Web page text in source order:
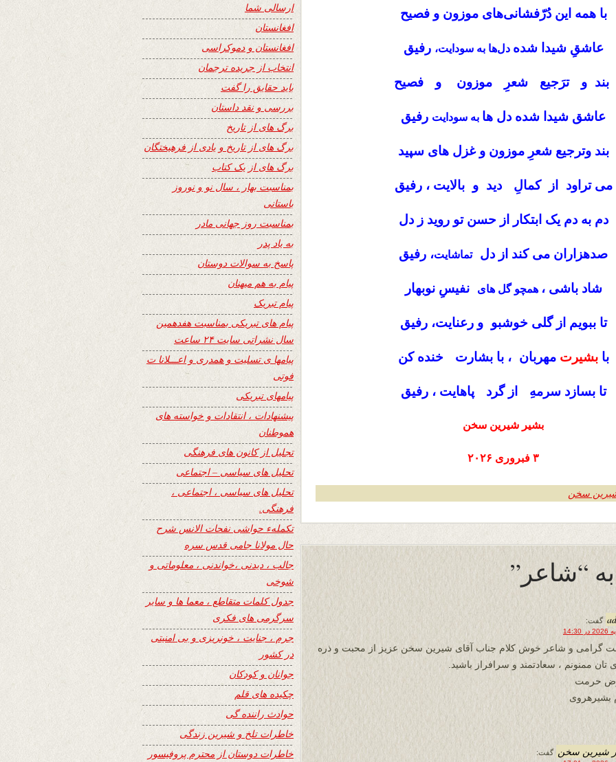
با همه این دُرّفشانی‌های موزون و فصیح
عاشقِ شیدا شده دل‌ها به سودایت، رفیق
بند و ترَجیع شعرِ موزون و فصیح
عاشق شیدا شده دل ها به سودایت رفیق
بند وترجیع شعرِ موزون و غزل های سپید
می تراود از کمالِ دید و بالایت ، رفیق
دم به دم یک ابتکار از حسن تو روید ز دل
صدهزاران می کند از دلتماشایت، رفیق
شاد باشی ، همچو گل های نفیسِ نوبهار
تا ببویم از گلی خوشبو و رعنایت، رفیق
بابشیرت مهربان ، با بشارت خنده کن
تا بسازد سرمهِ از گرد پاهایت ، رفیق
بشیر شیرین سخن
۳ فبروری ۲۰۲۶
سخن
گفت:
گرامی و شاعر خوش کلام جناب آقای شیرین سخن عزیز از محبت و ذره
تان ممنونم ، سعادتمند و سرافراز باشید.
حرمت
بشیرهروی
شیرین سخن گفت:
ارسالی شما
افغانستان
افغانستان و دموکراسی
انتخاب از جریده ترجمان
باید حقایق را گفت
بررسی و نقد داستان
برگ های از تاریخ
برگ های از تاریخ و یادی از فرهیختگان
برگ های از یک کتاب
بمناسبت بهار ، سال نو و نوروز
باستانی
بمناسبت روز جهانی مادر
به یاد پدر
پاسخ به سوالات دوستان
پیام به هم میهنان
پیام تبریک
پیام های تبریکی بمناسبت هفدهمین
سال نشراتی سایت ۲۴ ساعت
پیامها ی تسلیت و همدری و اعـــلانا ت
فوتی
پیامهای تبریکی
پیشنهادات ، انتقادات و خواسته های
هموطنان
تجلیل از کانون های فرهنگی
تحلیل های سیاسی – اجتماعی
تحلیل های سیاسی ، اجتماعی ،
فرهنگی.
تکملهء حواشی نفحات الانس شرح
حال مولانا جامی قدس سره
جالب ، دیدنی ،خواندنی ، معلوماتی و
شوخی
جدول کلمات متقاطع ، معما ها و سایر
سرگرمی های فکری
جرم ، جنایت ، خونریزی و بی امنیتی
در کشور
جوانان و کودکان
چکیده های قلم
حوادث راننده گی
خاطرات تلخ و شیرین زندگی
خاطرات دوستان از محترم پروفیسور